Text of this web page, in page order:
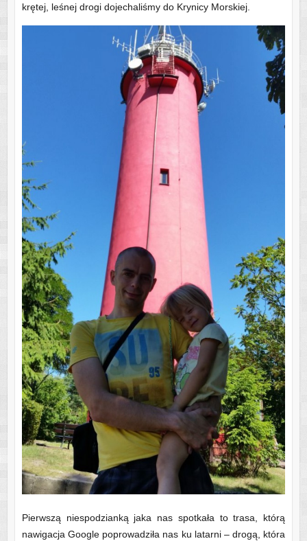
krętej, leśnej drogi dojechaliśmy do Krynicy Morskiej.
Pierwszą niespodzianką jaka nas spotkała to trasa, którą
nawigacja Google poprowadziła nas ku latarni – drogą, która